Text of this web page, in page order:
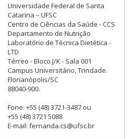
Universidade Federal de Santa
Catarina – UFSC
Centro de Ciências da Saúde - CCS
Departamento de Nutrição
Laboratório de Técnica Dietética -
LTD
Térreo - Bloco J/K - Sala 001
Campus Universitário, Trindade.
Florianópolis/SC
88040-900.
Fone: +55 (48) 3721-3487 ou
+55 (48) 3721 5088
E-mail: fernanda.cs@ufsc.br